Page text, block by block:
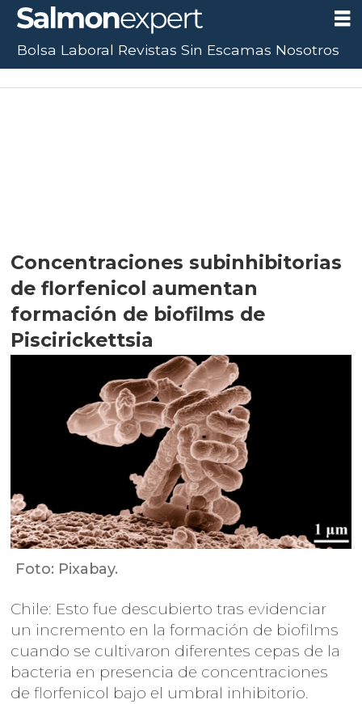
Concentraciones subinhibitorias
de florfenicol aumentan
formación de biofilms de
Piscirickettsia
Foto: Pixabay.
Chile: Esto fue descubierto tras evidenciar
un incremento en la formación de biofilms
cuando se cultivaron diferentes cepas de la
bacteria en presencia de concentraciones
de florfenicol bajo el umbral inhibitorio.
Bolsa Laboral Revistas Sin Escamas Nosotros